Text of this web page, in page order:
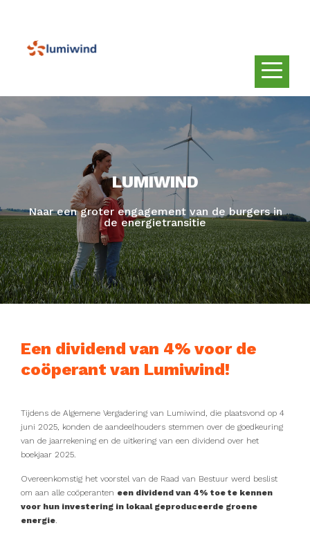
LUMIWIND
Naar een groter engagement van de burgers in
de energietransitie
Een dividend van 4% voor de
coöperant van Lumiwind!
Tijdens de Algemene Vergadering van Lumiwind, die plaatsvond op 4
juni 2025, konden de aandeelhouders stemmen over de goedkeuring
van de jaarrekening en de uitkering van een dividend over het
boekjaar 2025.
Overeenkomstig het voorstel van de Raad van Bestuur werd beslist
om aan alle coöperanten een dividend van 4% toe te kennen
voor hun investering in lokaal geproduceerde groene
energie.